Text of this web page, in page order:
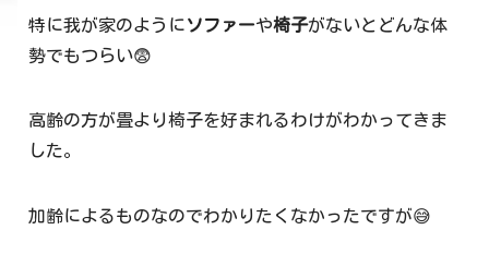
特に我が家のようにソファーや椅子がないとどんな体
勢でもつらい😨
高齢の方が畳より椅子を好まれるわけがわかってきま
した。
加齢によるものなのでわかりたくなかったですが😅